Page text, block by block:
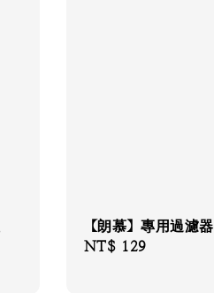
【朗慕】專用過濾器
Regular
NT$ 129